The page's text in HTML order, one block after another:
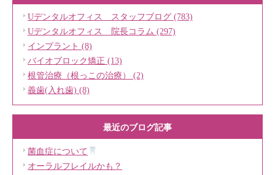
Uデンタルオフィス スタッフブログ (783)
Uデンタルオフィス 院長コラム (297)
インプラント (8)
バイオブロック矯正 (13)
根管治療（根っこの治療） (2)
義歯(入れ歯) (8)
最近のブログ記事
菌血症について
オーラルフレイルかも？